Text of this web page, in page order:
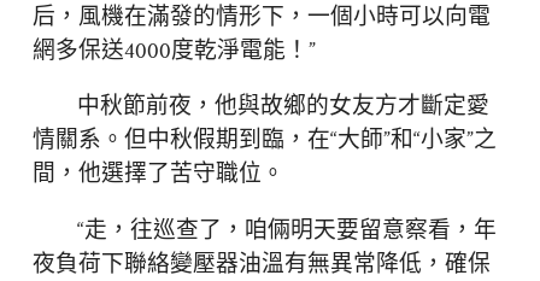
后，風機在滿發的情形下，一個小時可以向電
網多保送4000度乾淨電能！”
中秋節前夜，他與故鄉的女友方才斷定愛
情關系。但中秋假期到臨，在“大師”和“小家”之
間，他選擇了苦守職位。
“走，往巡查了，咱倆明天要留意察看，年
夜負荷下聯絡變壓器油溫有無異常降低，確保